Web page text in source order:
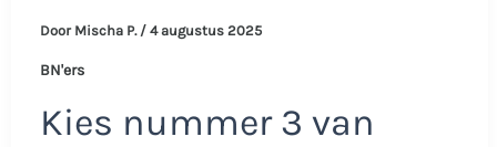
Door Mischa P. / 4 augustus 2025
BN'ers
Kies nummer 3 van